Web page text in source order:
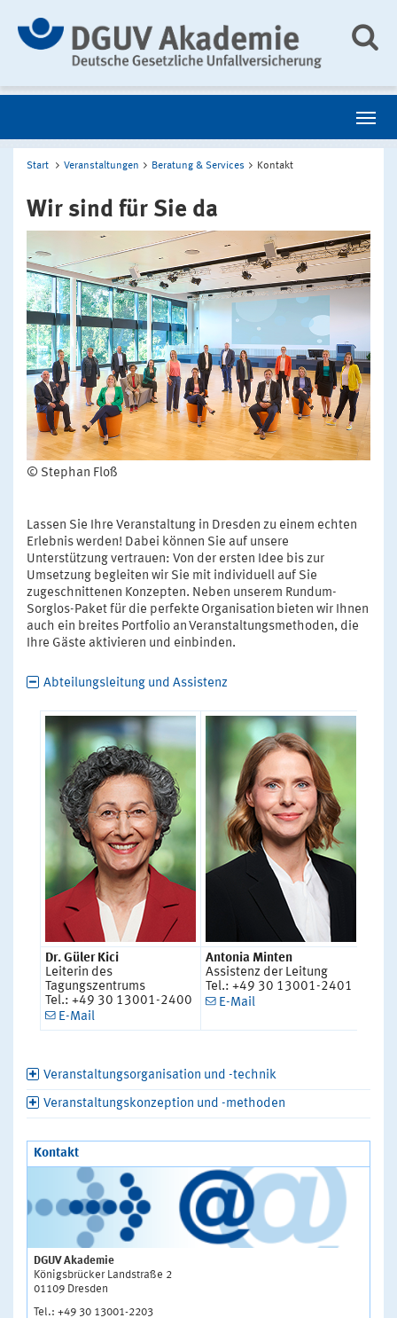
Start Veranstaltungen Beratung & Services Kontakt
Wir sind für Sie da
© Stephan Floß
Lassen Sie Ihre Veranstaltung in Dresden zu einem echten
Erlebnis werden! Dabei können Sie auf unsere
Unterstützung vertrauen: Von der ersten Idee bis zur
Umsetzung begleiten wir Sie mit individuell auf Sie
zugeschnittenen Konzepten. Neben unserem Rundum-
Sorglos-Paket für die perfekte Organisation bieten wir Ihnen
auch ein breites Portfolio an Veranstaltungsmethoden, die
Ihre Gäste aktivieren und einbinden.
Abteilungsleitung und Assistenz
Dr. Güler Kici
Leiterin des
Tagungszentrums
Tel.: +49 30 13001-2400
E-Mail
Antonia Minten
Assistenz der Leitung
Tel.: +49 30 13001-2401
E-Mail
Veranstaltungsorganisation und -technik
Veranstaltungskonzeption und -methoden
Kontakt
DGUV Akademie
Königsbrücker Landstraße 2
01109 Dresden
Tel.: +49 30 13001-2203